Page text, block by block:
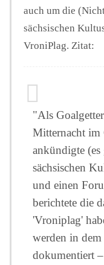
auch um die
sächsischen
VroniPlag. Zitat:
"Als
Mitternacht im
ankündigte
sächsischen
und einen
berichtete die
'Vroniplag'
werden in
dokumentiert